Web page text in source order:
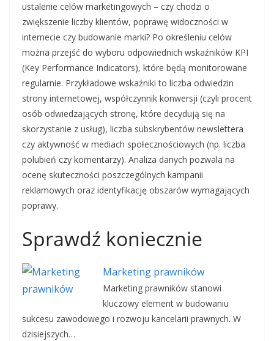
ustalenie celów marketingowych – czy chodzi o
zwiększenie liczby klientów, poprawę widoczności w
internecie czy budowanie marki? Po określeniu celów
można przejść do wyboru odpowiednich wskaźników KPI
(Key Performance Indicators), które będą monitorowane
regularnie. Przykładowe wskaźniki to liczba odwiedzin
strony internetowej, współczynnik konwersji (czyli procent
osób odwiedzających stronę, które decydują się na
skorzystanie z usług), liczba subskrybentów newslettera
czy aktywność w mediach społecznościowych (np. liczba
polubień czy komentarzy). Analiza danych pozwala na
ocenę skuteczności poszczególnych kampanii
reklamowych oraz identyfikację obszarów wymagających
poprawy.
Sprawdź koniecznie
Marketing prawników
Marketing prawników stanowi
kluczowy element w budowaniu
sukcesu zawodowego i rozwoju kancelarii prawnych. W
dzisiejszych…